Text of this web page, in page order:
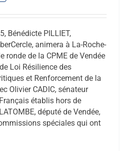
Bénédicte PILLIET,
animera à La-Roche-
ronde de la CPME de Vendée
Loi Résilience des
et Renforcement de la
Olivier CADIC, sénateur
établis hors de
député de Vendée,
spéciales qui ont